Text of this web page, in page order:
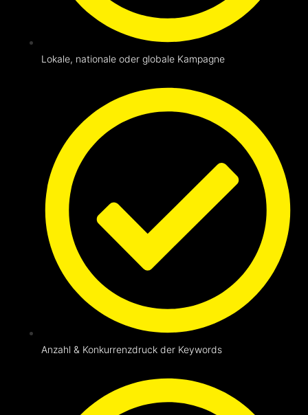
Lokale, nationale oder globale Kampagne
Anzahl & Konkurrenzdruck der Keywords